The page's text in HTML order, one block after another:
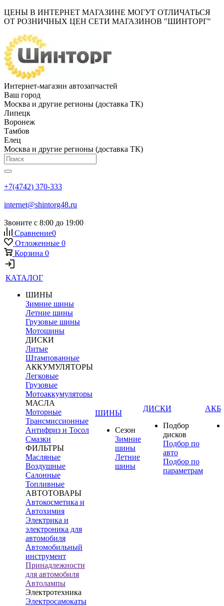
ЦЕНЫ В ИНТЕРНЕТ МАГАЗИНЕ МОГУТ ОТЛИЧАТЬСЯ
ОТ РОЗНИЧНЫХ ЦЕН СЕТИ МАГАЗИНОВ "ШИНТОРГ"
Интернет-магазин автозапчастей
Ваш город
Москва и другие регионы (доставка ТК)
Липецк
Воронеж
Тамбов
Елец
Москва и другие регионы (доставка ТК)
+7(4742) 370-333
internet@shintorg48.ru
Звоните с 8:00 до 19:00
Сравнение0
Отложенные 0
Корзина 0
КАТАЛОГ
ШИНЫ
Зимние шины
Летние шины
Грузовые шины
Мотошины
ДИСКИ
Литые
Штампованные
АККУМУЛЯТОРЫ
Легковые
Грузовые
Мотоаккумуляторы
МАСЛА
Моторные
Трансмиссионные
Антифриз и Тосол
Смазки
ФИЛЬТРЫ
Масляные
Воздушные
Салонные
Топливные
АВТОТОВАРЫ
Автокосметика и
Автохимия
Электрика и
электроника для
автомобиля
Автомобильный
инструмент
Принадлежности
для автомобиля
Автолампы
Электротехника
Электросамокаты
ШИНЫ
Сезон
Зимние
шины
Летние
шины
ДИСКИ
Подбор
дисков
Подбор по
авто
Подбор по
параметрам
АКБ